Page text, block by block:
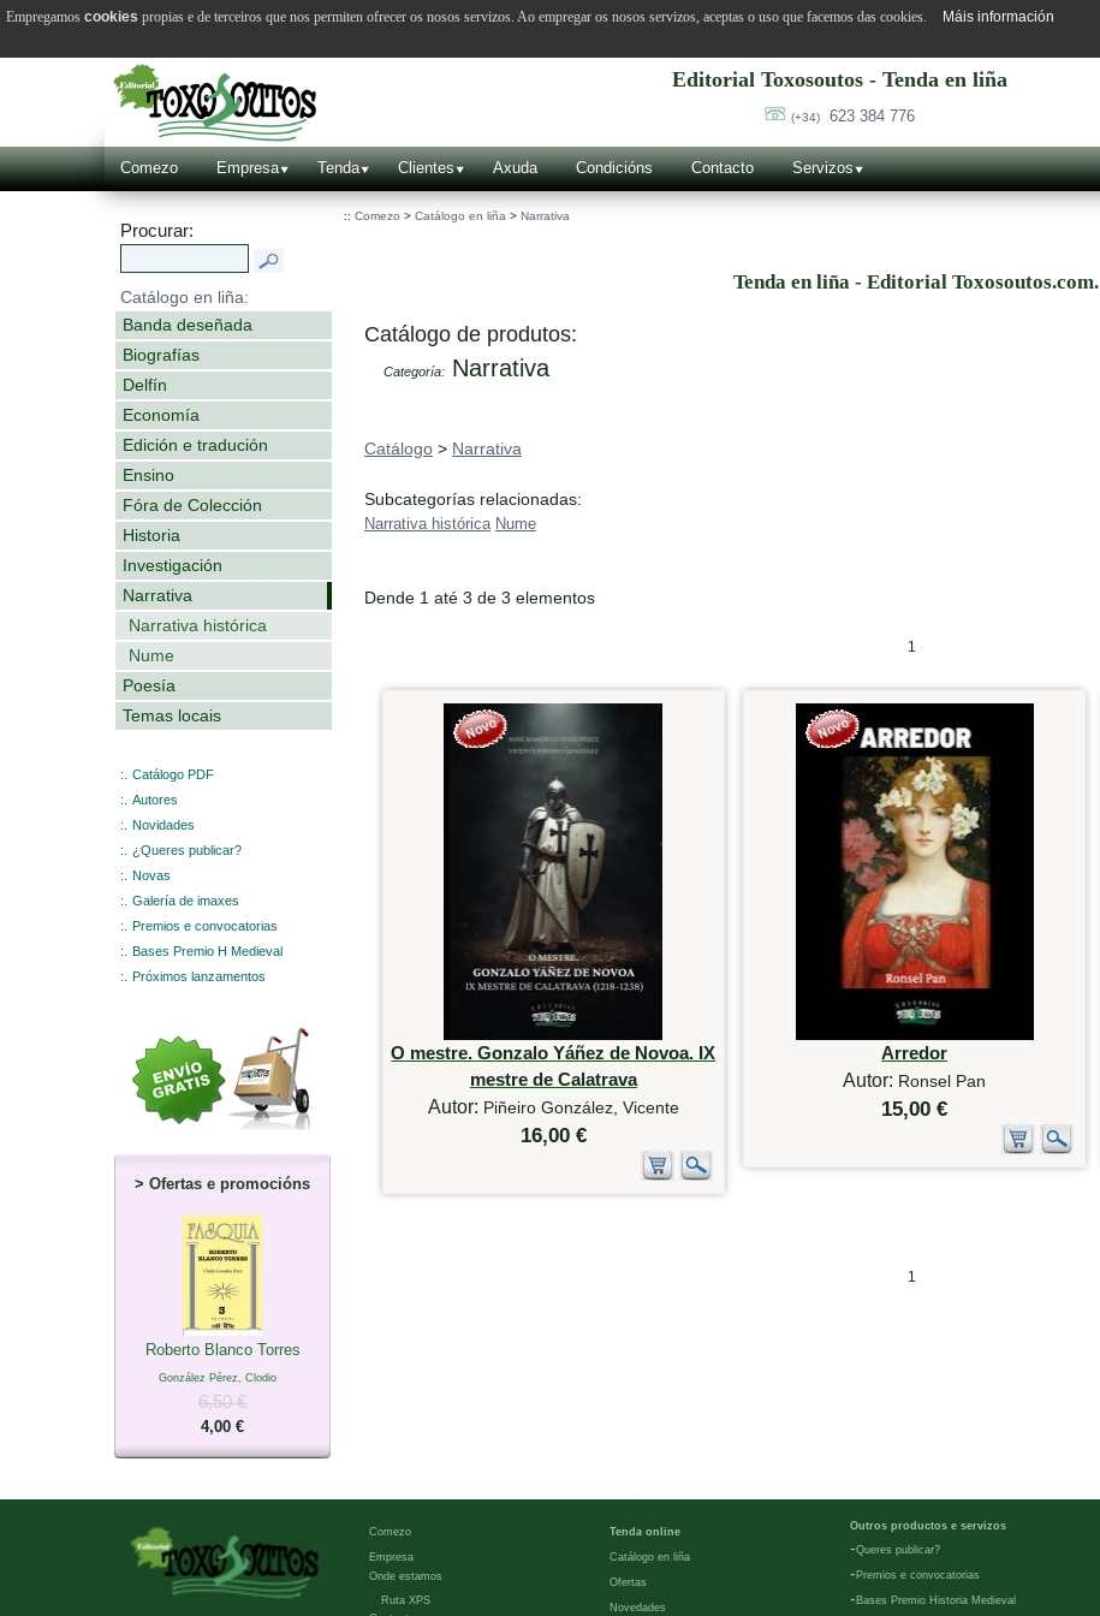
Editorial Toxosoutos - Tenda en liña
(+34) 623 384 776
Comezo Empresa Tenda Clientes Axuda Condicións Contacto Servizos
Procurar:
Catálogo en liña:
Banda deseñada
Biografías
Delfín
Economía
Edición e tradución
Ensino
Fóra de Colección
Historia
Investigación
Narrativa
Narrativa histórica
Nume
Poesía
Temas locais
:.
Catálogo PDF
:.
Autores
:.
Novidades
:.
¿Queres publicar?
:.
Novas
:.
Galería de imaxes
:.
Premios e convocatorias
:.
Bases Premio H Medieval
:.
Próximos lanzamentos
> Ofertas e promocións
Roberto Blanco Torres
González Pérez, Clodio
6,50 €
4,00 €
:: Comezo > Catálogo en liña > Narrativa
Tenda en liña - Editorial Toxosoutos.com.
Catálogo de produtos:
Categoría: Narrativa
Catálogo > Narrativa
Subcategorías relacionadas:
Narrativa histórica Nume
Dende 1 até 3 de 3 elementos
1
O mestre. Gonzalo Yáñez de Novoa. IX
mestre de Calatrava
Autor: Piñeiro González, Vicente
16,00 €
Arredor
Autor: Ronsel Pan
15,00 €
1
Comezo
Empresa
Onde estamos
Ruta XPS
Tenda online
Catálogo en liña
Ofertas
Novedades
Outros productos e servizos
-Queres publicar?
- Premios e convocatorias
- Bases Premio Historia Medieval
Empregamos cookies propias e de terceiros que nos permiten ofrecer os nosos servizos. Ao empregar os nosos servizos, aceptas o uso que facemos das cookies. Máis información